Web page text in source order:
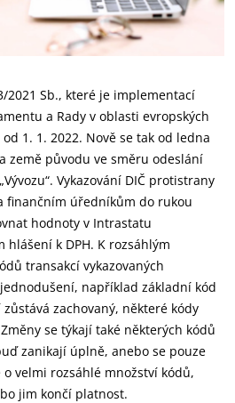
2021 Sb., které je implementací
a Rady v oblasti evropských
1. 1. 2022. Nově se tak od ledna
země původu ve směru odeslání
Vykazování DIČ protistrany
finančním úředníkům do rukou
hodnoty v Intrastatu
k DPH. K rozsáhlým
transakcí vykazovaných
například základní kód
zachovaný, některé kódy
se týkají také některých kódů
zanikají úplně, anebo se pouze
velmi rozsáhlé množství kódů,
jim končí platnost.